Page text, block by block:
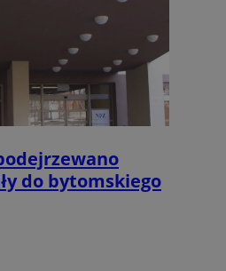
do bytomskiego